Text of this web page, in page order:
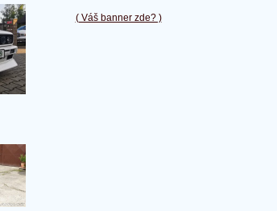
( Váš banner zde? )